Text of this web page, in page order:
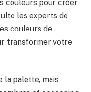
couleurs pour créer
les experts de
couleurs de
transformer votre
la palette, mais